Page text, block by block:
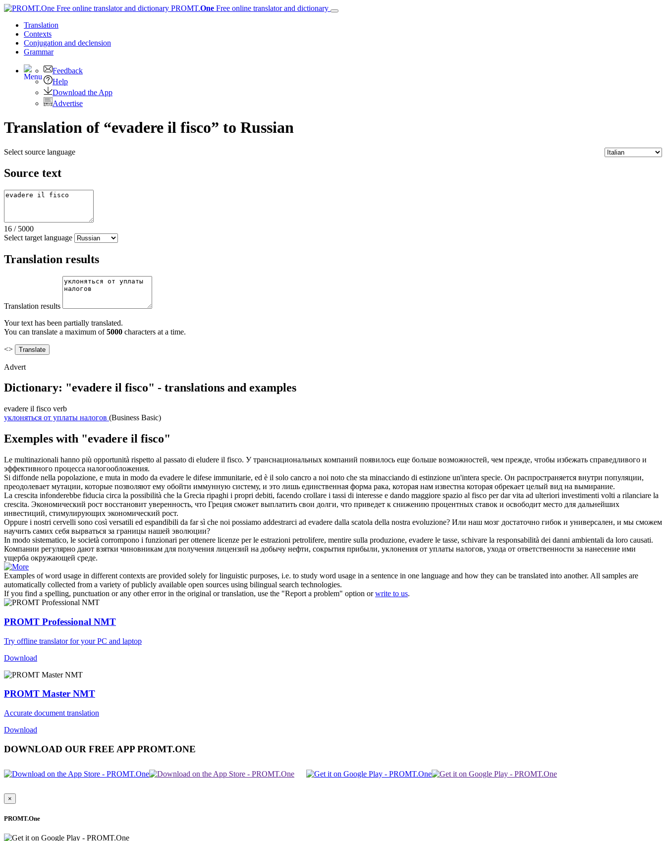
PROMT.One Free online translator and dictionary
Translation
Contexts
Conjugation and declension
Grammar
Feedback
Help
Download the App
Advertise
Translation of “evadere il fisco” to Russian
Select source language
Source text
16 / 5000
Select target language
Translation results
Translation results
Your text has been partially translated.
You can translate a maximum of5000 characters at a time.
<>
Advert
Dictionary: "evadere il fisco" - translations and examples
evadere il fisco verb
уклоняться от уплаты налогов (Business Basic)
Exemples with "evadere il fisco"
Le multinazionali hanno più opportunità rispetto al passato di eludere il fisco. У транснациональных компаний появилось еще больше возможностей, чем прежде, чтобы избежать справедливого и
эффективного процесса налогообложения.
Si diffonde nella popolazione, e muta in modo da evadere le difese immunitarie, ed è il solo cancro a noi noto che sta minacciando di estinzione un'intera specie. Он распространяется внутри популяции,
преодолевает мутации, которые позволяют ему обойти иммунную систему, и это лишь единственная форма рака, которая нам известна которая обрекает целый вид на вымирание.
La crescita infonderebbe fiducia circa la possibilità che la Grecia ripaghi i propri debiti, facendo crollare i tassi di interesse e dando maggiore spazio al fisco per dar vita ad ulteriori investimenti volti a rilanciare la
crescita. Экономический рост восстановит уверенность, что Греция сможет выплатить свои долги, что приведет к снижению процентных ставок и освободит место для дальнейших
инвестиций, стимулирующих экономический рост.
Oppure i nostri cervelli sono così versatili ed espandibili da far sì che noi possiamo addestrarci ad evadere dalla scatola della nostra evoluzione? Или наш мозг достаточно гибок и универсален, и мы сможем
научить самих себя вырваться за границы нашей эволюции?
In modo sistematico, le società corrompono i funzionari per ottenere licenze per le estrazioni petrolifere, mentire sulla produzione, evadere le tasse, schivare la responsabilità dei danni ambientali da loro causati.
Компании регулярно дают взятки чиновникам для получения лицензий на добычу нефти, сокрытия прибыли, уклонения от уплаты налогов, ухода от ответственности за нанесение ими
ущерба окружающей среде.
Examples of word usage in different contexts are provided solely for linguistic purposes, i.e. to study word usage in a sentence in one language and how they can be translated into another. All samples are
automatically collected from a variety of publicly available open sources using bilingual search technologies.
If you find a spelling, punctuation or any other error in the original or translation, use the "Report a problem" option orwrite to us.
PROMT Professional NMT
Try offline translator for your PC and laptop
Download
PROMT Master NMT
Accurate document translation
Download
DOWNLOAD OUR FREE APP PROMT.ONE
×
PROMT.One